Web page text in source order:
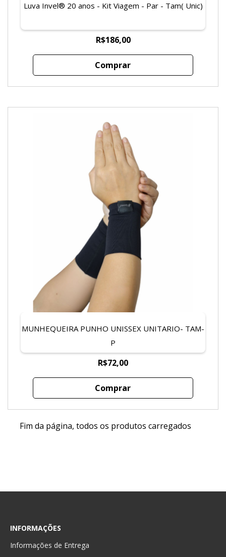
Luva Invel® 20 anos - Kit Viagem - Par - Tam( Unic)
R$186,00
Comprar
MUNHEQUEIRA PUNHO UNISSEX UNITARIO- TAM-
P
R$72,00
Comprar
Fim da página, todos os produtos carregados
INFORMAÇÕES
Informações de Entrega